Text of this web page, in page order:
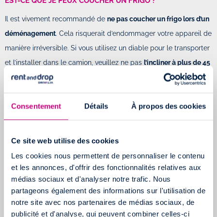
Consentement Détails À propos des cookies
Ce site web utilise des cookies
Les cookies nous permettent de personnaliser le contenu
et les annonces, d'offrir des fonctionnalités relatives aux
médias sociaux et d'analyser notre trafic. Nous
partageons également des informations sur l'utilisation de
notre site avec nos partenaires de médias sociaux, de
publicité et d'analyse, qui peuvent combiner celles-ci
Il est vivement recommandé de ne pas coucher un frigo lors d’un
déménagement. Cela risquerait d’endommager votre appareil de
manière irréversible. Si vous utilisez un diable pour le transporter
et l’installer dans le camion, veuillez ne pas l’incliner à plus de 45
degrés.
Il est déconseillé de coucher un frigo lors d’un déménagement
puisque le liquide du compresseur peut remonter dans les
différents tuyaux ce qui a de grandes chances d’endommager
votre réfrigérateur.
Impossible de faire autrement ? Il sera donc nécessaire